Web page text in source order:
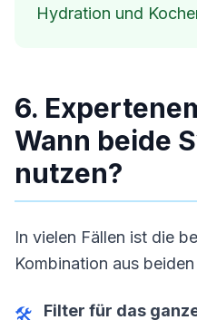
Hydration und
6.
Wann beide
nutzen?
In vielen Fällen ist die
Kombination aus
🛠 Filter für das